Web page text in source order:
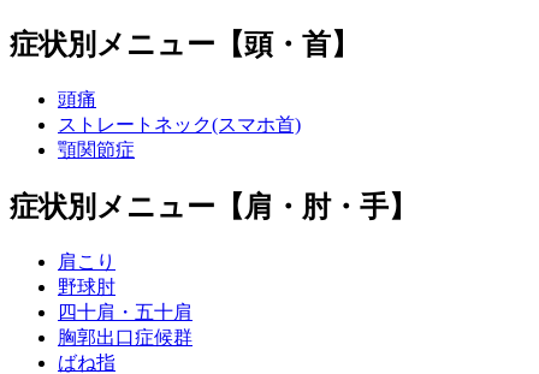
症状別メニュー【頭・首】
頭痛
ストレートネック(スマホ首)
顎関節症
症状別メニュー【肩・肘・手】
肩こり
野球肘
四十肩・五十肩
胸郭出口症候群
ばね指